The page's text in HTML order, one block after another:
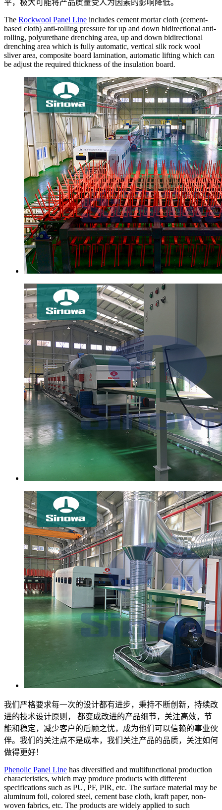
平，极大可能将产品质量受人为因素的影响降低。
The Rockwool Panel Line includes cement mortar cloth (cement-
based cloth) anti-rolling pressure for up and down bidirectional anti-
rolling, polyurethane drenching area, up and down bidirectional
drenching area which is fully automatic, vertical silk rock wool
sliver area, composite board lamination, automatic lifting which can
be adjust the required thickness of the insulation board.
我们严格要求每一次的设计都有进步，秉持不断创新，持续改
进的技术设计原则， 都变成改进的产品细节，关注高效，节
能和稳定，减少客户的后顾之忧，成为他们可以信赖的事业伙
伴。我们的关注点不是成本，我们关注产品的品质，关注如何
做得更好！
Phenolic Panel Line has diversified and multifunctional production
characteristics, which may produce products with different
specifications such as PU, PF, PIR, etc. The surface material may be
aluminum foil, colored steel, cement base cloth, kraft paper, non-
woven fabrics, etc. The products are widely applied to such